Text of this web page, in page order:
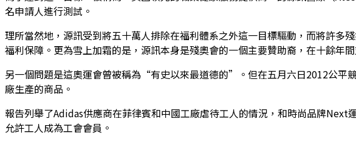
名申請人進行測試。
理所當然地，源訊受到將五十萬人排除在福利體系之外這一目標驅動，而將許多
福利保障。更為雪上加霜的是，源訊本身是殘奧會的一個主要贊助裔，在十餘年
另一個問題是這奧運會曾被稱為“有史以來最道德的”。但在五月六日2012公平
廠生產的商品。
報告列舉了Adidas供應商在菲律賓和中國工廠虐待工人的情況，和時尚品牌
允許工人成為工會會員。